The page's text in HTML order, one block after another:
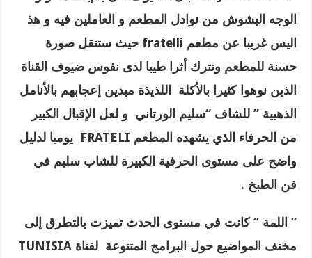
الوجه البشوش من نوادل المطعم و العاملين فيه و هذ
اليس غريبا عن مطعم fratelli حيث ستنقل صورة
حسنة للمطعم وتترك أثرا طيبا لدى نفوس ضيوف القناة
الذين نوهوا كثيرا بالأكلة اللذيذة مبدين إعجابهم بالأنامل
الذهبية ” للشاف “سليم الورتاني و لعل الإقبال الكبير
من الحرفاء الذي يشهده المطعم FRATELI يوميا
لدليل
واضح على مستوى الحرفية الكبيرة للشاب سليم في
فن الطبخ .
” اللمة ” كانت في مستوى الحدث تميزت بالتطرق إلى
مختف المواضيع حول البرامج المتنوعة لقناةTUNISIA